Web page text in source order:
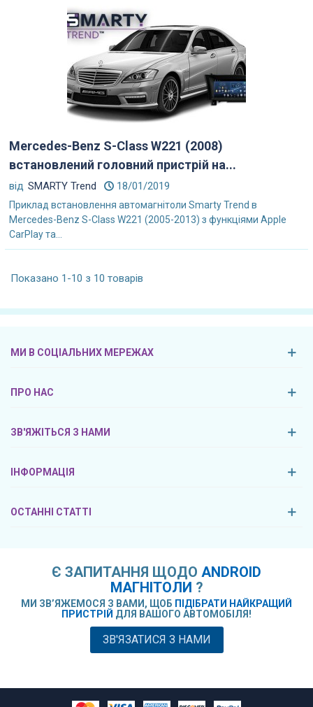
Mercedes-Benz S-Class W221 (2008)
встановлений головний пристрій на...
від SMARTY Trend 18/01/2019
Приклад встановлення автомагнітоли Smarty Trend в
Mercedes-Benz S-Class W221 (2005-2013) з функціями Apple
CarPlay та...
Показано 1-10 з 10 товарів
МИ В СОЦІАЛЬНИХ МЕРЕЖАХ
ПРО НАС
ЗВ'ЯЖІТЬСЯ З НАМИ
ІНФОРМАЦІЯ
ОСТАННІ СТАТТІ
Є ЗАПИТАННЯ ЩОДО ANDROID
МАГНІТОЛИ ?
МИ ЗВ’ЯЖЕМОСЯ З ВАМИ, ЩОБ ПІДІБРАТИ НАЙКРАЩИЙ
ПРИСТРІЙ ДЛЯ ВАШОГО АВТОМОБІЛЯ!
ЗВ'ЯЗАТИСЯ З НАМИ